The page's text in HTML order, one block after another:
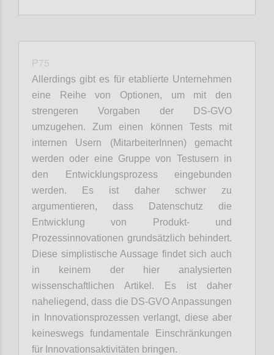
P75
Allerdings gibt es für etablierte Unternehmen
eine Reihe von Optionen, um mit den
strengeren Vorgaben der DS-GVO
umzugehen. Zum einen können Tests mit
internen Usern (MitarbeiterInnen) gemacht
werden oder eine Gruppe von Testusern in
den Entwicklungsprozess eingebunden
werden. Es ist daher schwer zu
argumentieren, dass Datenschutz die
Entwicklung von Produkt- und
Prozessinnovationen grundsätzlich behindert.
Diese simplistische Aussage findet sich auch
in keinem der hier analysierten
wissenschaftlichen Artikel. Es ist daher
naheliegend, dass die DS-GVO Anpassungen
in Innovationsprozessen verlangt, diese aber
keineswegs fundamentale Einschränkungen
für Innovationsaktivitäten bringen.